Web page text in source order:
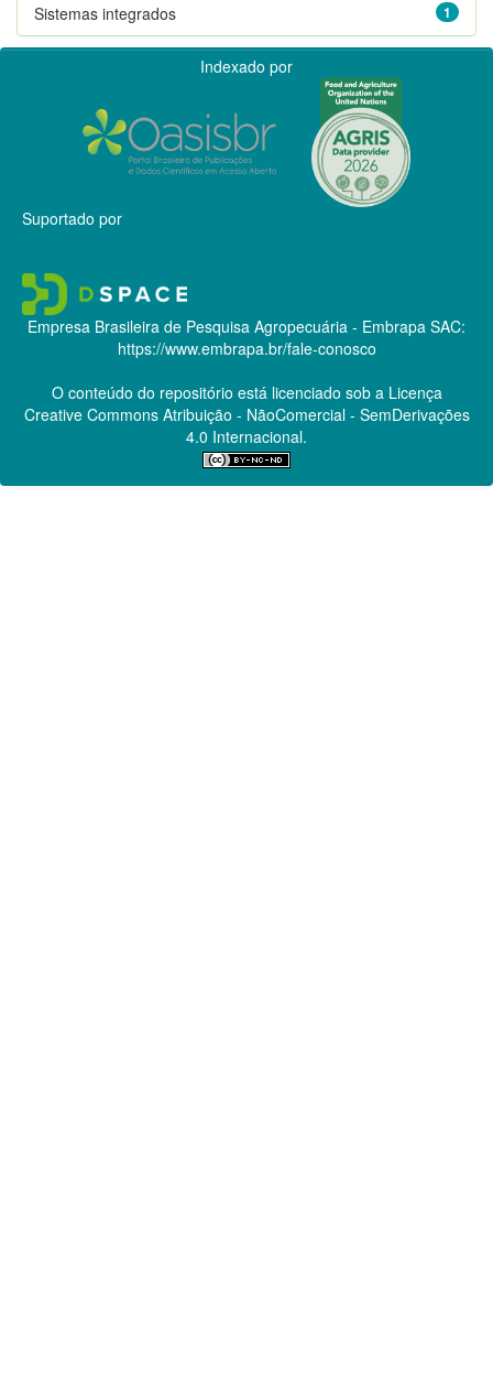
1
Sistemas integrados
Indexado por
Suportado por
Empresa Brasileira de Pesquisa Agropecuária - Embrapa SAC:
https://www.embrapa.br/fale-conosco
O conteúdo do repositório está licenciado sob a Licença
Creative CommonsAtribuição - NãoComercial - SemDerivações
4.0 Internacional.